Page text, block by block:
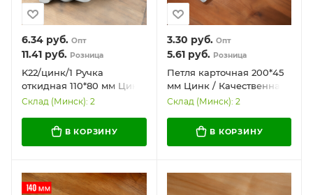
6.34 руб. Опт
11.41 руб. Розница
K22/цинк/1 Ручка
откидная 110*80 мм Цинк
/ Надежная и
Склад (Минск): 2
В КОРЗИНУ
3.30 руб. Опт
5.61руб. Розница
Петля карточная 200*45
мм Цинк / Качественная
и надежная
Склад (Минск): 2
В КОРЗИНУ